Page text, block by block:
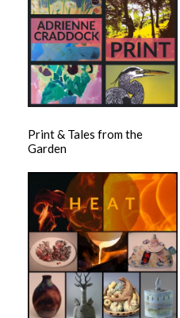
Print & Tales from the
Garden